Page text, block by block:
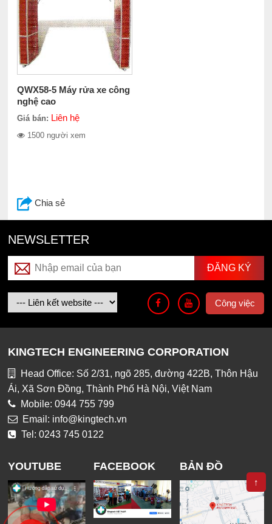
QWX58-5 Máy rửa xe công
nghệ cao
Giá bán: Liên hệ
1500 người xem
Chia sẻ
NEWSLETTER
Công việc
KINGTECH ENGINEERING CORPORATION
Head Office: Số 2/31, ngõ 285, đường 422B, Thôn Hậu
Ái, Xã Sơn Đồng, Thành Phố Hà Nội, Việt Nam
Mobile: 0944 755 799
Email: info@kingtech.vn
Tel: 0243 745 0122
YOUTUBE FACEBOOK BẢN ĐỒ
↑